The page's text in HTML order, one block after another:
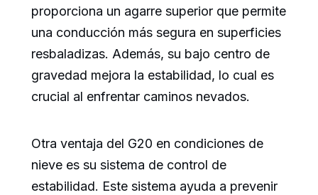
proporciona un agarre superior que permite
una conducción más segura en superficies
resbaladizas. Además, su bajo centro de
gravedad mejora la estabilidad, lo cual es
crucial al enfrentar caminos nevados.
Otra ventaja del G20 en condiciones de
nieve es su sistema de control de
estabilidad. Este sistema ayuda a prevenir